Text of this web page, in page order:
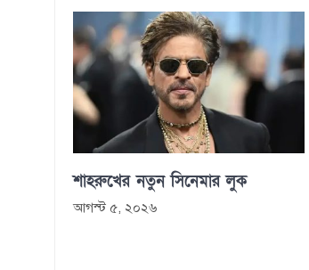
শাহরুখের নতুন সিনেমার লুক
আগস্ট ৫, ২০২৬